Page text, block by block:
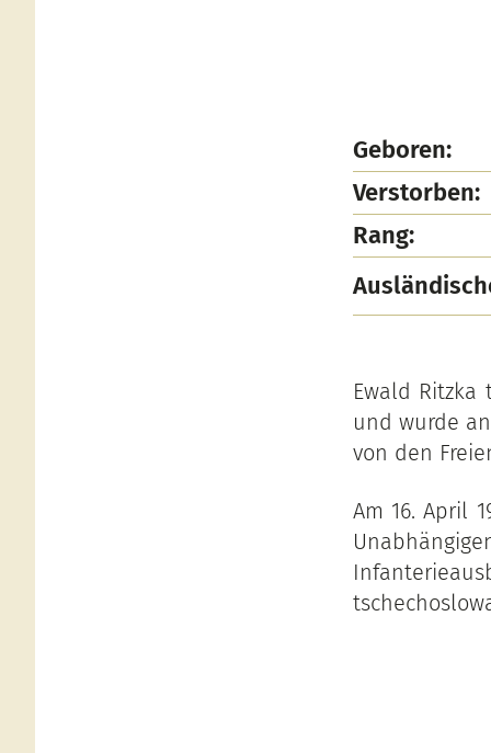
Geboren:
Verstorben:
Rang:
Ewald
und wurde
von den
Am 16. April